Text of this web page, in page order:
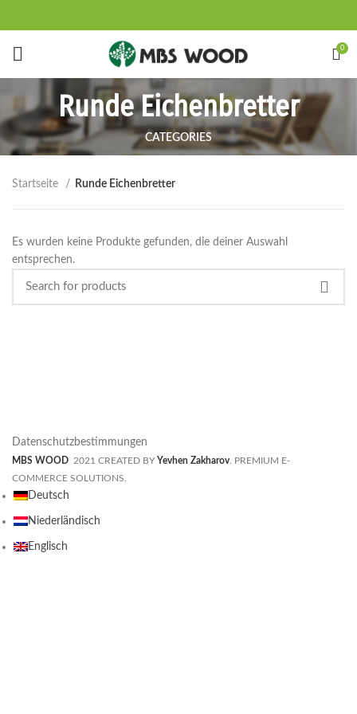
0
Runde Eichenbretter
CATEGORIES
Startseite Runde Eichenbretter
Es wurden keine Produkte gefunden, die deiner Auswahl
entsprechen.
Datenschutzbestimmungen
MBS WOOD 2021 CREATED BY Yevhen Zakharov . PREMIUM E-
COMMERCE SOLUTIONS.
Start typing to see products you are looking for.
Deutsch
Niederländisch
Englisch